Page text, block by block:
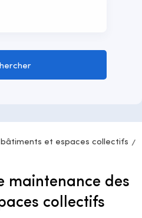
et espaces collectifs
maintenance des
collectifs